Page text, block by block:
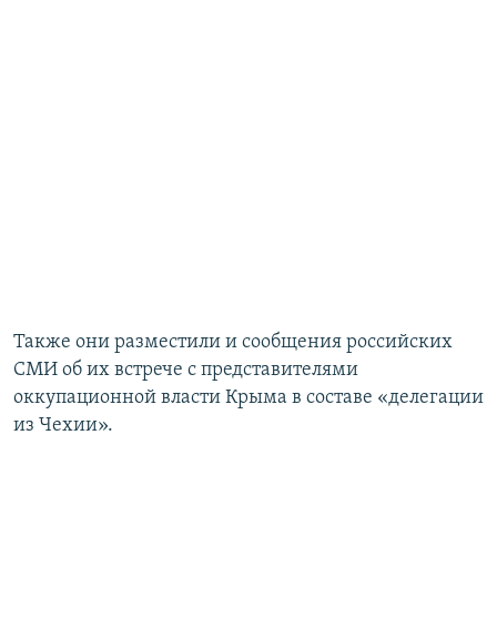
Также они разместили и сообщения российских
СМИ об их встрече с представителями
оккупационной власти Крыма в составе «делегации
из Чехии».